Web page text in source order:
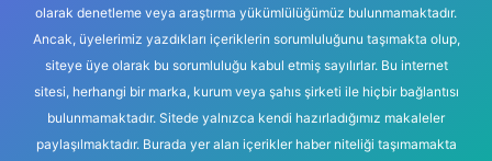
olarak denetleme veya araştırma yükümlülüğümüz bulunmamaktadır.
Ancak, üyelerimiz yazdıkları içeriklerin sorumluluğunu taşımakta olup,
siteye üye olarak bu sorumluluğu kabul etmiş sayılırlar. Bu internet
sitesi, herhangi bir marka, kurum veya şahıs şirketi ile hiçbir bağlantısı
bulunmamaktadır. Sitede yalnızca kendi hazırladığımız makaleler
paylaşılmaktadır. Burada yer alan içerikler haber niteliği taşımamakta